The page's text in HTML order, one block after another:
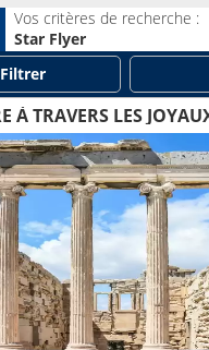
Vos critères de recherche :
Star Flyer
Filtrer